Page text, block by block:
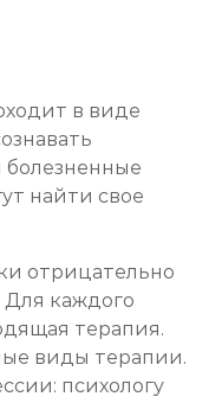
в виде
найти свое
отрицательно
Для каждого
терапия.
виды терапии.
психологу